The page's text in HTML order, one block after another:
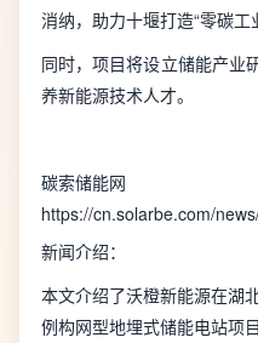
消纳，助力十堰打造“零碳工
同时，项目将设立储能产业
养新能源技术人才。
碳索储能网
https://cn.solarbe.com/
新闻介绍：
本文介绍了沃橙新能源在湖
例构网型地埋式储能电站项